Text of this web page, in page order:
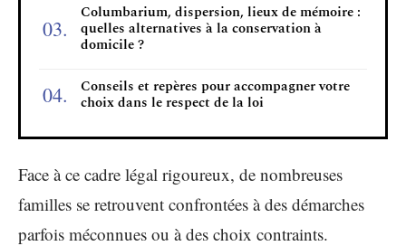
Columbarium, dispersion, lieux de mémoire :
quelles alternatives à la conservation à
domicile ?
Conseils et repères pour accompagner votre
choix dans le respect de la loi
Face à ce cadre légal rigoureux, de nombreuses
familles se retrouvent confrontées à des démarches
parfois méconnues ou à des choix contraints.